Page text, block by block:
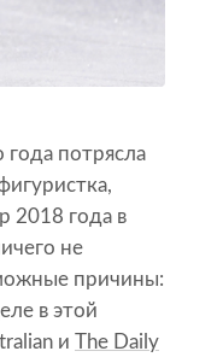
года потрясла
2018 года в
не
причины:
в этой
и The Daily